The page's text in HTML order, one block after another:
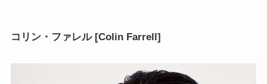
コリン・ファレル [Colin Farrell]